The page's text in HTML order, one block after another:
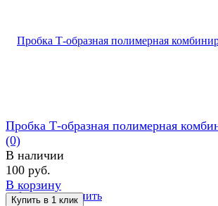
избранное сравнить
Пробка Т-образная полимерная
(0)
В наличии
100 руб.
В корзину